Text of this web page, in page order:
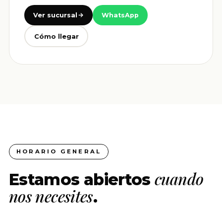
Ver sucursal WhatsApp
Cómo llegar
HORARIO GENERAL
Estamos abiertoscuando
nos necesites.